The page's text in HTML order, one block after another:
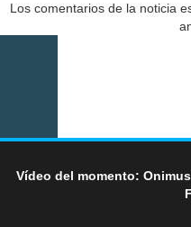
Los comentarios de la noticia
Vídeo del momento: